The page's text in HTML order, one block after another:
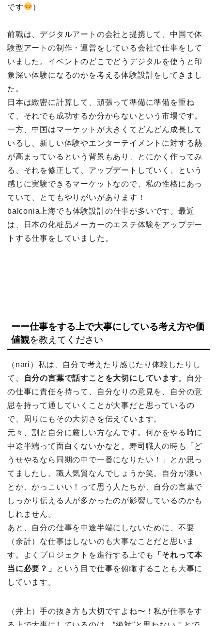
です ）
前職は、デジタルアートの会社と提携して、中国で体
験型アートの制作・運営をしている会社で仕事をして
いました。イベントのどこでどうデジタルを使うと印
象深い体験になるのかを考える体験設計をしてきまし
た。
日本は緻密に計算して、頑張って準備に準備を重ね
て、それでも成功するか分からないという市場です。
一方、中国はマーケットが大きくてどんどん成長して
いるし、新しい体験やエンターテイメントに対する熱
が高まっているという背景もあり、とにかく作ってみ
る、それを修正して、アップデートしていく、という
感じに実験できるマーケットなので、私の性格にあっ
ていて、とてもやりがいがあります！
balconia上海でも体験設計の仕事が多いです。最近
は、日本の化粧品メーカーのエステ体験をアップデー
トする仕事をしていました。
ーー仕事をする上で大事にしている考え方や価
値観を教えてください
（nari）私は、自分で考えたり感じたり体験したりし
て、
自分の言葉で話すことを大切にしています。自分
の仕事に責任を持って、自分なりの意見を、自分の意
思を持って通していくことが大事だと思っているの
で、周りにもその大切さを伝えています。
元々、割と自分に厳しい方なんです。何かをやる時に
中途半端って面白くないかなと。寿司職人の時も「ど
うせやるなら同期の中で一番になりたい！」とか思っ
てましたし。職人気質なんでしょうか笑。自分が凄い
とか、かっこいい！って思う人たちが、自分の言葉で
しっかり伝える人が多かったのが影響しているのかも
しれません。
あと、自分の仕事を中途半端にしないために、不要
（余計）な仕事はしないのも大事なことだと思いま
す。よくプロジェクトを進行する上でも
「それって本
当に必要？」
という目で仕事を俯瞰することも大事に
しています。
（井上）手の抜き方も大切ですよね〜！私が仕事をす